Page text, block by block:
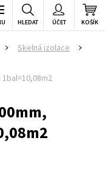
KOŠÍK
ÚČET
HLEDAT
Skelná izolace
1bal=10,08m2